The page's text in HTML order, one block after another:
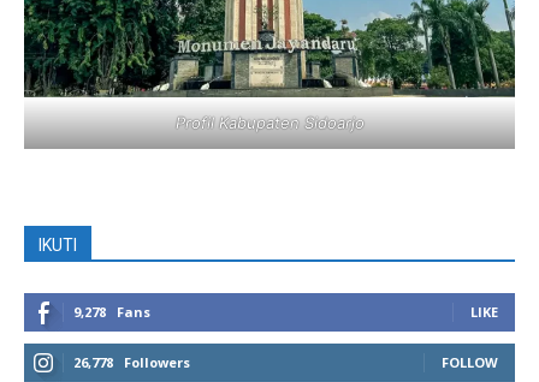
Profil Kabupaten Sidoarjo
IKUTI
9,278 Fans LIKE
26,778 Followers FOLLOW